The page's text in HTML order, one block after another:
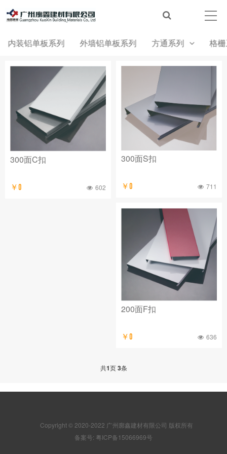
内装铝单板系列 外墙铝单板系列 方通系列 格
300面C扣
￥0 602
300面S扣
￥0 711
200面F扣
￥0 636
共1页3条
Copyright © 2020-2022 广州廓鑫建材有限公司 版权所有
备案号: 粤ICP备15066969号